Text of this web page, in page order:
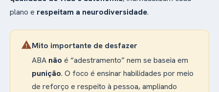
plano e respeitam a neurodiversidade.
warningMito importante de desfazer
ABA não é “adestramento” nem se baseia em
punição. O foco é ensinar habilidades por meio
de reforço e respeito à pessoa, ampliando